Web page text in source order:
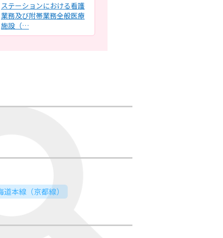
ステーションにおける看護
業務及び附帯業務全般医療
施設（…
道本線（京都線）